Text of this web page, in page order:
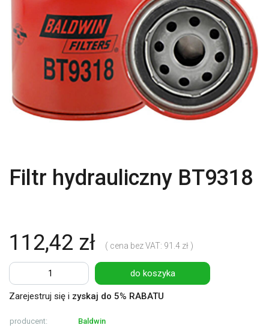
Filtr hydrauliczny BT9318
112,42 zł ( cena bez VAT: 91.4 zł )
do koszyka
Zarejestruj się i zyskaj do 5% RABATU
producent:
Baldwin